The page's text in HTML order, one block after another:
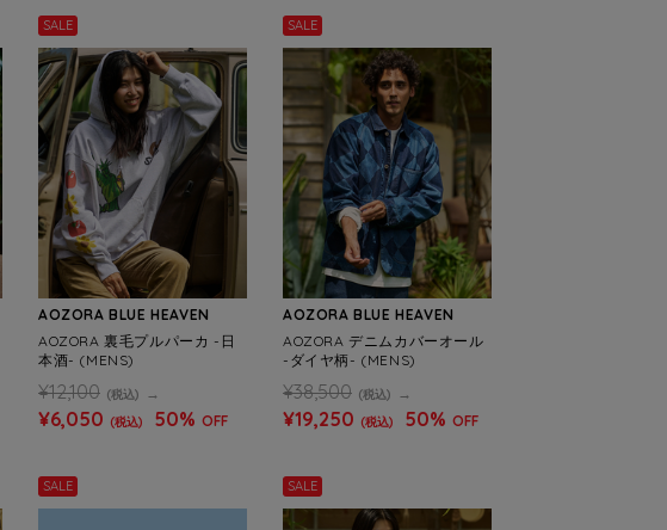
SALE
AOZORA BLUE HEAVEN
AOZORA 裏毛プルパーカ -日
本酒- (MENS)
¥12,100 (税込)
¥6,050 (税込) 50% OFF
SALE
AOZORA BLUE HEAVEN
AOZORA デニムカバーオール
-ダイヤ柄- (MENS)
¥38,500 (税込)
¥19,250 (税込) 50% OFF
SALE SALE